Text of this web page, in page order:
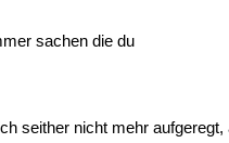
sachen die du
seither nicht mehr